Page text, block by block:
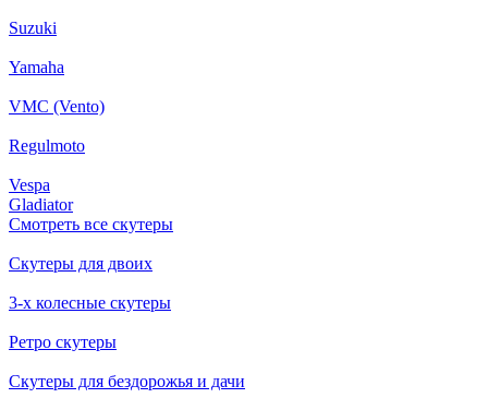
Suzuki
Yamaha
VMC (Vento)
Regulmoto
Vespa
Gladiator
Смотреть все скутеры
Скутеры для двоих
3-х колесные скутеры
Ретро скутеры
Скутеры для бездорожья и дачи